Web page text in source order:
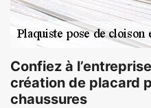
Confiez à
création de placard
chaussures